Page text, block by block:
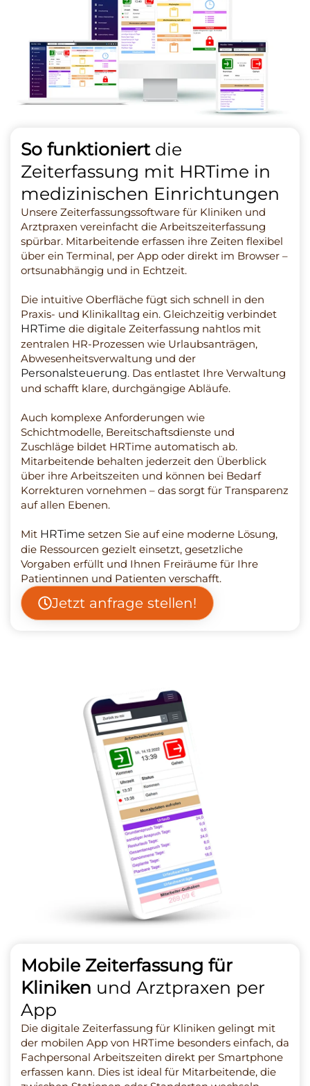
So funktioniertdie
Zeiterfassung mit HRTime in
medizinischen Einrichtungen
Unsere Zeiterfassungssoftware für Kliniken und
Arztpraxen vereinfacht die Arbeitszeiterfassung
spürbar. Mitarbeitende erfassen ihre Zeiten flexibel
über ein Terminal, per App oder direkt im Browser –
ortsunabhängig und in Echtzeit.
Die intuitive Oberfläche fügt sich schnell in den
Praxis- und Klinikalltag ein. Gleichzeitig verbindet
HRTime die digitale Zeiterfassung nahtlos mit
zentralen HR-Prozessen wie Urlaubsanträgen,
Abwesenheitsverwaltung und der
Personalsteuerung. Das entlastet Ihre Verwaltung
und schafft klare, durchgängige Abläufe.
Auch komplexe Anforderungen wie
Schichtmodelle, Bereitschaftsdienste und
Zuschläge bildet HRTime automatisch ab.
Mitarbeitende behalten jederzeit den Überblick
über ihre Arbeitszeiten und können bei Bedarf
Korrekturen vornehmen – das sorgt für Transparenz
auf allen Ebenen.
Mit HRTime setzen Sie auf eine moderne Lösung,
die Ressourcen gezielt einsetzt, gesetzliche
Vorgaben erfüllt und Ihnen Freiräume für Ihre
Patientinnen und Patienten verschafft.
Jetzt anfrage stellen!
Mobile Zeiterfassung für
Kliniken und Arztpraxen per
App
Die digitale Zeiterfassung für Kliniken gelingt mit
der mobilen App von HRTime besonders einfach, da
Fachpersonal Arbeitszeiten direkt per Smartphone
erfassen kann. Dies ist ideal für Mitarbeitende, die